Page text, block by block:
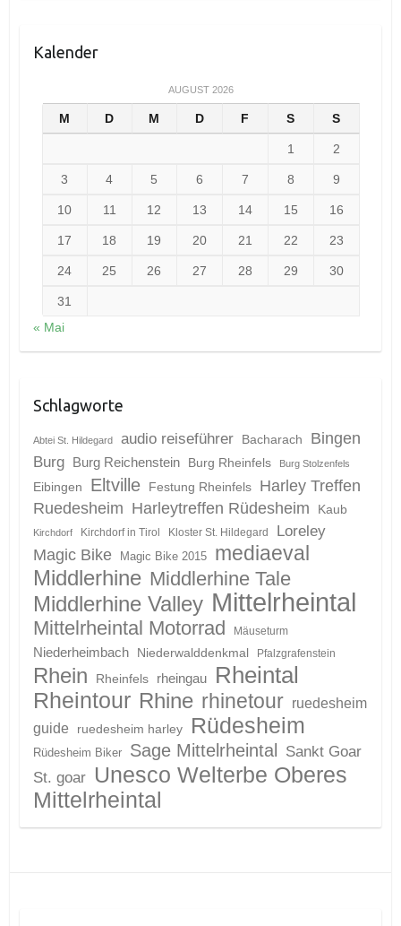
Kalender
AUGUST 2026
M D M D F S S
1 2
3 4 5 6 7 8 9
10 11 12 13 14 15 16
17 18 19 20 21 22 23
24 25 26 27 28 29 30
31
« Mai
Schlagworte
Abtei St. Hildegard audio reiseführer Bacharach
Bingen
Burg
Burg Reichenstein Burg Rheinfels Burg Stolzenfels
Eibingen Eltville Festung Rheinfels
Harley Treffen
Ruedesheim Harleytreffen Rüdesheim Kaub
Kirchdorf Kirchdorf in Tirol Kloster St. Hildegard Loreley
Magic Bike Magic Bike 2015 mediaeval
Middlerhine Middlerhine Tale
Middlerhine Valley Mittelrheintal
Mittelrheintal Motorrad Mäuseturm
Niederheimbach Niederwalddenkmal Pfalzgrafenstein
Rhein Rheinfels rheingau
Rheintal
Rheintour Rhine rhinetour ruedesheim
guide
ruedesheim harley Rüdesheim
Rüdesheim Biker Sage Mittelrheintal Sankt Goar
St. goar Unesco Welterbe Oberes
Mittelrheintal